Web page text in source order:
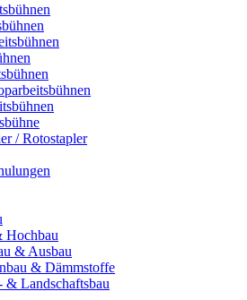
/ Rotostapler
Hochbau
& Ausbau
& Dämmstoffe
& Landschaftsbau